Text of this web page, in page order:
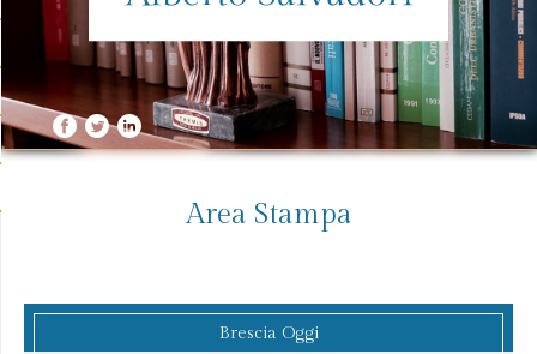
Area Stampa
Brescia Oggi